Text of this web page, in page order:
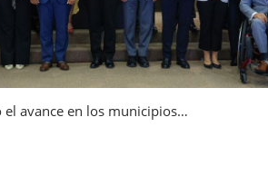
el avance en los municipios…